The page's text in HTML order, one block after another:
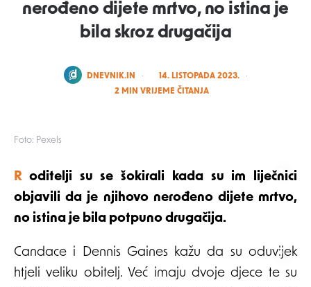
Foto: Pexels
nerođeno dijete mrtvo, no istina je
bila skroz drugačija
POSTED
DNEVNIK.IN
14. LISTOPADA 2023.
2 MIN VRIJEME ČITANJA
Roditelji su se šokirali kada su im liječnici
objavili da je njihovo nerođeno dijete mrtvo,
no istina je bila potpuno drugačija.
Candace i Dennis Gaines kažu da su oduvijek
htjeli veliku obitelj. Već imaju dvoje djece te su